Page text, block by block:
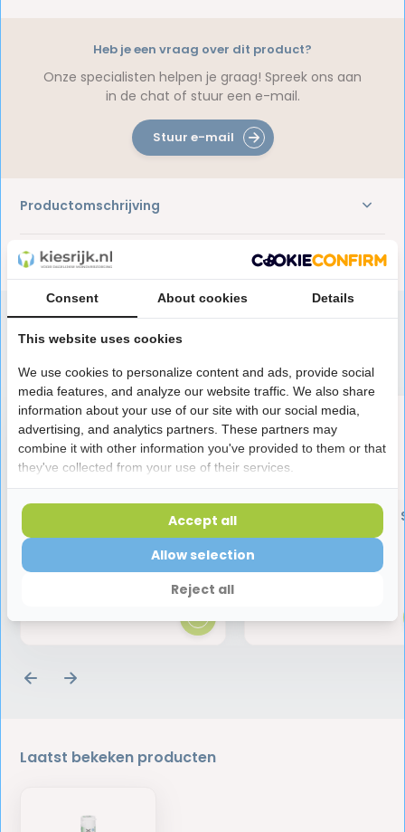
Productomschrijving
Reviews
Heb je een vraag over dit product?
Onze specialisten helpen je graag! Spreek ons aan
in de chat of stuur een e-mail.
Stuur e-mail
Speciaal aanbevolen voor jou
Halita Slechte Adem
Voordeelpakket
25,95
Lactona Clear Breath
3,29
Laatst bekeken producten
Consent About cookies Details
This website uses cookies
We use cookies to personalize content and ads, provide social
media features, and analyze our website traffic. We also share
information about your use of our site with our social media,
advertising, and analytics partners. These partners may
combine it with other information you've provided to them or that
they've collected from your use of their services.
Reject all
Allow selection
Accept all